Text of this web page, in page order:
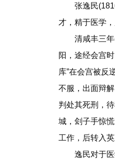
张逸民
才，精于医学
清咸丰三年
阳，途经会宫
库”在会宫被反
不服，出面辩
判处其死刑，
城，刽子手惊
工作，后转入
逸民对于医学